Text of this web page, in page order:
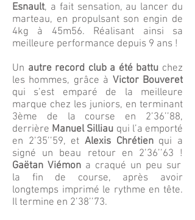
Esnault, a fait sensation, au lancer du
marteau, en propulsant son engin de
4kg à 45m56. Réalisant ainsi sa
meilleure performance depuis 9 ans !
Un autre record club a été battu chez
les hommes, grâce à Victor Bouveret
qui s’est emparé de la meilleure
marque chez les juniors, en terminant
3ème de la course en 2’36’’88,
derrière Manuel Silliau qui l’a emporté
en 2’35’’59, et Alexis Chrétienqui a
signé un beau retour en 2’36’’63 !
Gaëtan Viémon a craqué un peu sur
la fin de course, après avoir
longtemps imprimé le rythme en tête.
Il termine en 2’38’’73.